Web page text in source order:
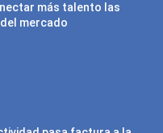
más talento las
mercado